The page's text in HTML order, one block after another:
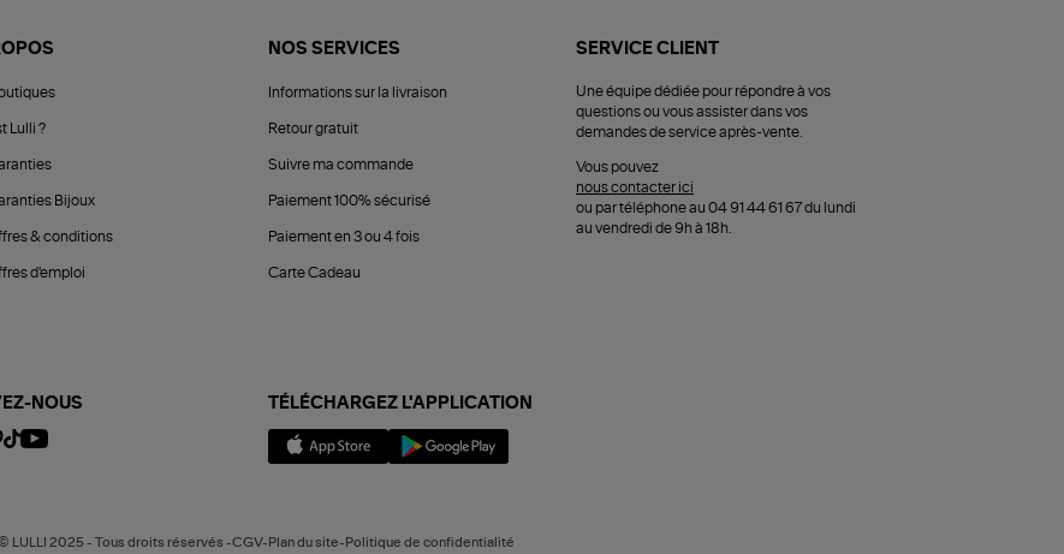
Lulli ?
Bijoux
& conditions
d'emploi
NOS SERVICES
Informations sur la livraison
Retour gratuit
Suivre ma commande
Paiement 100% sécurisé
Paiement en 3 ou 4 fois
Carte Cadeau
SERVICE CLIENT
Une équipe dédiée pour répondre à vos
questions ou vous assister dans vos
demandes de service après-vente.
Vous pouvez
nous contacter ici
ou par téléphone au 04 91 44 61 67 du lundi
au vendredi de 9h à 18h.
NOUS TÉLÉCHARGEZ L'APPLICATION
LULLI 2025 - Tous droits réservés -CGV-Plan du site-Politique de confidentialité